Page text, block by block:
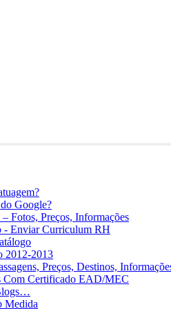
Google?
Fotos, Preços, Informações
- Enviar Curriculum RH
2012-2013
Preços, Destinos,
Com Certificado EAD/MEC
Medida